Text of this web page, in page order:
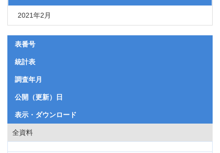
2021年2月
表番号
統計表
調査年月
公開（更新）日
表示・ダウンロード
全資料